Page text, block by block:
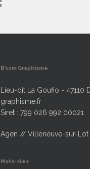
B’com Graphisme
Lieu-dit La Goufio -
graphisme.fr
Siret : 799 026 992 00021
Agen // Villeneuve-sur-Lot
Mots-clés